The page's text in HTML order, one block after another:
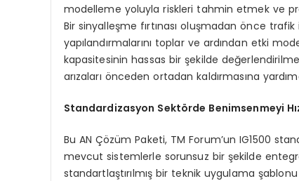
modelleme yoluyla riskleri tahmin etmek ve
Bir sinyalleşme fırtınası oluşmadan önce
yapılandırmalarını toplar ve ardından etki
kapasitesinin hassas bir şekilde
arızaları önceden ortadan kaldırmasına
Standardizasyon Sektörde Benimsenmeyi
Bu AN Çözüm Paketi, TM Forum’un IG1500
mevcut sistemlerle sorunsuz bir şekilde
standartlaştırılmış bir teknik uygulama